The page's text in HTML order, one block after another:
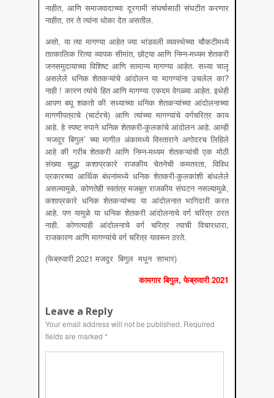
नाहीत, आणि समाजवादाच्या दूरगामी संघर्षासाठी संघटीत करणार
नाहीत, तर ते त्यांना धोका देत असतील.
असो, या त्या मागण्या आहेत ज्या भांडवली व्यवस्थेच्या चौकटीमध्ये
तात्कालिक रित्या व्यापक सीमांत, छोट्या आणि निम्न-मध्यम शेतकरी
जनसमुदायाच्या विशिष्ट आणि सामान्य मागण्या आहेत. सध्या चालू
असलेले धनिक शेतकऱ्यांचे आंदोलन या मागण्यांना उचलेल का?
नाही ! कारण त्यांचे हित आणि मागण्या एकदम वेगळ्या आहेत. इथेही
आपण बघू शकतो की सध्याच्या धनिक शेतकऱ्यांच्या आंदोलनाच्या
मागणीपत्राचे (चार्टरचे) आणि त्यांच्या मागण्यांचे वर्गचरित्र काय
आहे. हे स्पष्ट रुपाने धनिक शेतकरी-कुलकांचे आंदोलन आहे. आम्ही
‘मजदूर बिगुल’ च्या मागील अंकामध्ये विस्ताराने अगोदरच लिहिले
आहे की गरीब शेतकरी आणि निम्न-मध्यम शेतकऱ्यांची एक मोठी
संख्या सुद्धा कशाप्रकारे राजकीय चेतनेची कमतरता, विविध
प्रकारच्या आर्थिक बंधनांमध्ये धनिक शेतकरी-कुलकांशी बांधलेले
असल्यामुळे, कोणतेही स्वतंत्र मजबूत राजकीय संघटन नसल्यामुळे,
कशाप्रकारे धनिक शेतकऱ्यांच्या या आंदोलनात भागिदारी करत
आहे. पण यामुळे या धनिक शेतकरी आंदोलनाचे वर्ग चरित्र ठरत
नाही. कोणत्याही आंदोलनाचे वर्ग चरित्र त्याची विचारधारा,
राजकारण आणि मागण्यांचे वर्ग चरित्र यावरून ठरते.
(फेब्रुवारी 2021 मजदुर बिगुल मधून साभार)
कामगार बिगुल, फेब्रुवारी 2021
Leave a Reply
Your email address will not be published. Required
fields are marked *